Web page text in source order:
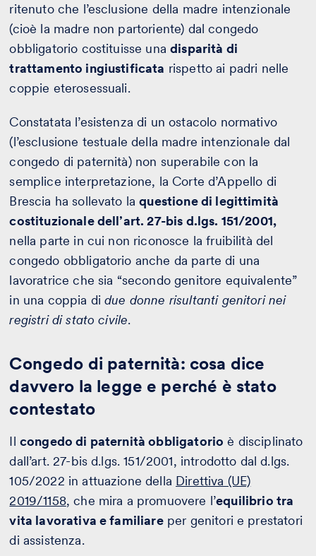
ritenuto che l’esclusione della madre intenzionale
(cioè la madre non partoriente) dal congedo
obbligatorio costituisse unadisparità di
trattamento ingiustificata rispetto ai padri nelle
coppie eterosessuali.
Constatata l’esistenza di un ostacolo normativo
(l’esclusione testuale della madre intenzionale dal
congedo di paternità) non superabile con la
semplice interpretazione, la Corte d’Appello di
Brescia ha sollevato laquestione di legittimità
costituzionale dell’art. 27-bis d.lgs. 151/2001,
nella parte in cui non riconosce la fruibilità del
congedo obbligatorio anche da parte di una
lavoratrice che sia “secondo genitore equivalente”
in una coppia didue donne risultanti genitori nei
registri di stato civile.
Congedo di paternità: cosa dice
davvero la legge e perché è stato
contestato
Il congedo di paternità obbligatorio è disciplinato
dall’art. 27-bis d.lgs. 151/2001, introdotto dal d.lgs.
105/2022 in attuazione della Direttiva (UE)
2019/1158, che mira a promuovere l’equilibrio tra
vita lavorativa e familiareper genitori e prestatori
di assistenza.